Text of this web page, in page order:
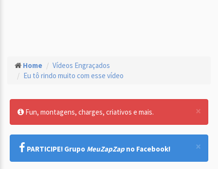
Home
Vídeos Engraçados
Eu tô rindo muito com esse vídeo
×
Fun, montagens, charges, criativos e mais.
×
PARTICIPE! Grupo MeuZapZap no Facebook!